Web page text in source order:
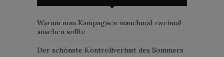
Warum man Kampagnen manchmal zweimal
ansehen sollte
Der schönste Kontrollverlust des Sommers